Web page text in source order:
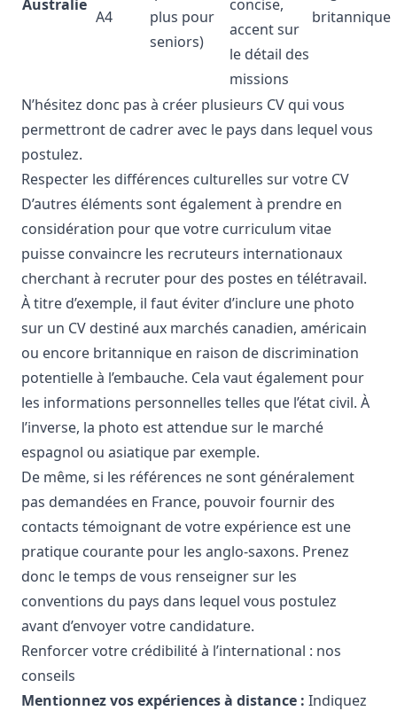
Australie
A4
plus pour
seniors)
concise,
accent sur
le détail des
missions
britannique
N’hésitez donc pas à créer plusieurs CV qui vous
permettront de cadrer avec le pays dans lequel vous
postulez.
Respecter les différences culturelles sur votre CV
D’autres éléments sont également à prendre en
considération pour que votre curriculum vitae
puisse convaincre les recruteurs internationaux
cherchant à recruter pour des postes en télétravail.
À titre d’exemple, il faut éviter d’inclure une photo
sur un CV destiné aux marchés canadien, américain
ou encore britannique en raison de discrimination
potentielle à l’embauche. Cela vaut également pour
les informations personnelles telles que l’état civil. À
l’inverse, la photo est attendue sur le marché
espagnol ou asiatique par exemple.
De même, si les références ne sont généralement
pas demandées en France, pouvoir fournir des
contacts témoignant de votre expérience est une
pratique courante pour les anglo-saxons. Prenez
donc le temps de vous renseigner sur les
conventions du pays dans lequel vous postulez
avant d’envoyer votre candidature.
Renforcer votre crédibilité à l’international : nos
conseils
Mentionnez vos expériences à distance : Indiquez